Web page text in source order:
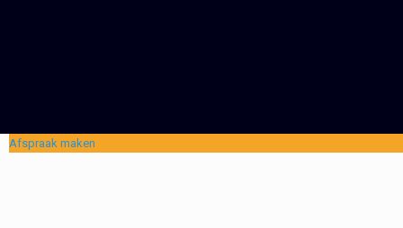
Afspraak maken